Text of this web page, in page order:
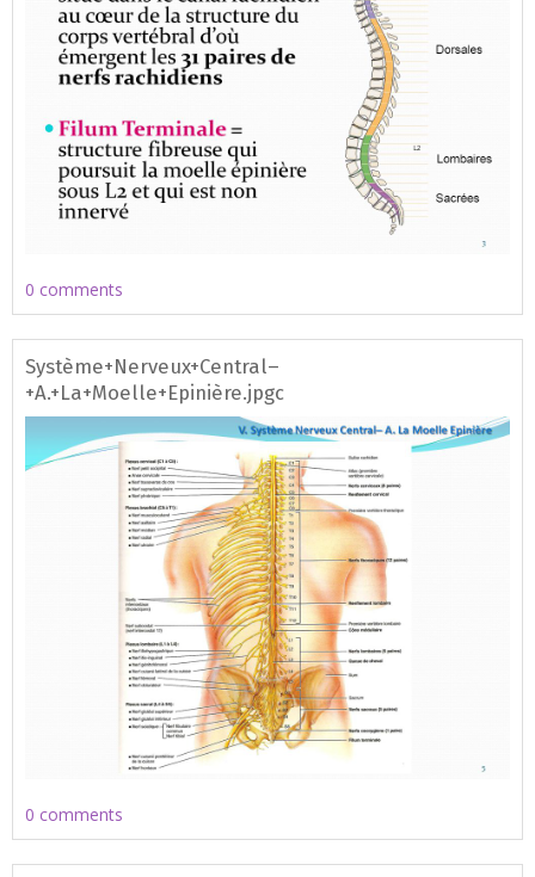
0 comments
Système+Nerveux+Central–
+A.+La+Moelle+Epinière.jpgc
0 comments